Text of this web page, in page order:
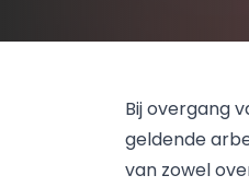
Bij overgang
geldende
van zowel